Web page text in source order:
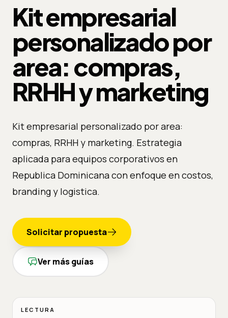
Kit empresarial
personalizado por
area: compras,
RRHH y marketing
Kit empresarial personalizado por area:
compras, RRHH y marketing. Estrategia
aplicada para equipos corporativos en
Republica Dominicana con enfoque en costos,
branding y logistica.
Solicitar propuesta
Ver más guías
LECTURA